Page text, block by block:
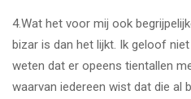
4.Wat het voor mij ook
bizar is dan het lijkt. Ik geloof
weten dat er opeens tientallen
waarvan iedereen wist dat die al